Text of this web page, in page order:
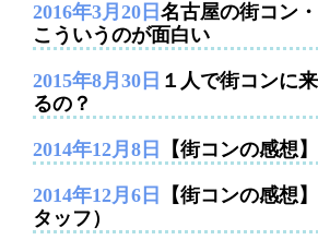
2016年3月20日 名古屋の街コン
こういうのが面白い
2015年8月30日 １人で街コンに
るの？
2014年12月8日 【街コンの感想
2014年12月6日
【街コンの感想
タッフ）